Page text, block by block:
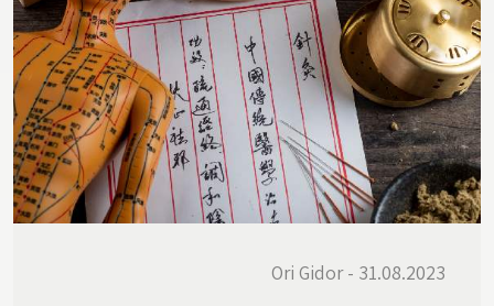
31.08.2023 - Ori Gidor